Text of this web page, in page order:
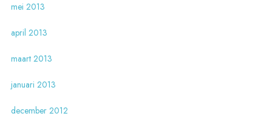
mei 2013
april 2013
maart 2013
januari 2013
december 2012